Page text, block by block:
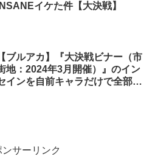
INSANEイケた件【大決戦】
【ブルアカ】『大決戦ビナー（市
地：2024年3月開催）』のイン
インを自前キャラだけで全部1
ンサーリンク